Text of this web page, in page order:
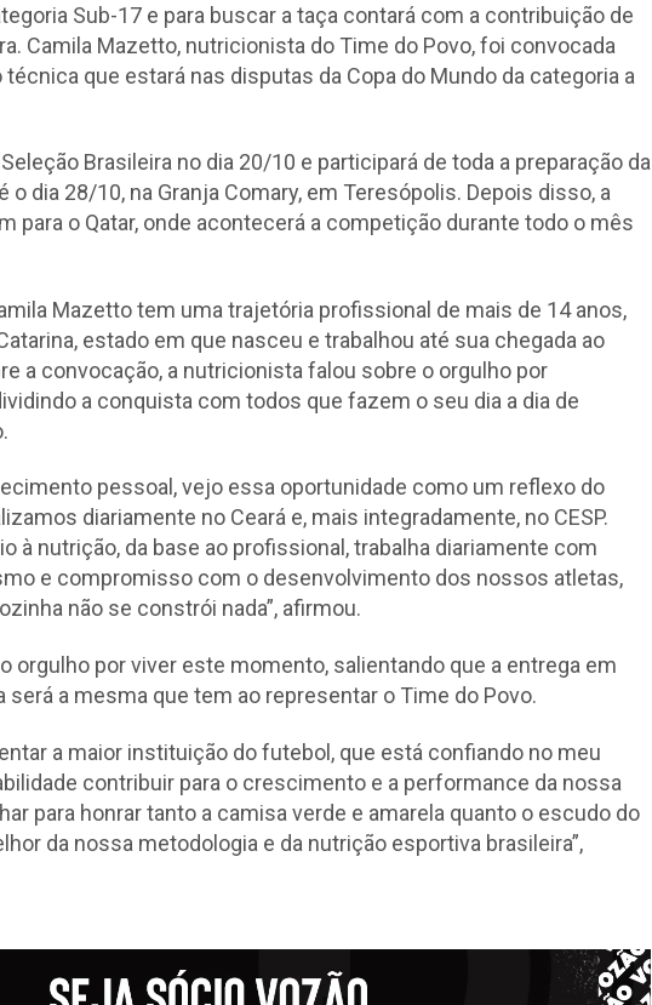
Sub-17 e para buscar a taça contará com a contribuição de
Camila Mazetto, nutricionista do Time do Povo, foi convocada
que estará nas disputas da Copa do Mundo da categoria a
Brasileira no dia 20/10 e participará de toda a preparação da
o dia 28/10, na Granja Comary, em Teresópolis. Depois disso, a
para o Qatar, onde acontecerá a competição durante todo o mês
Mazetto tem uma trajetória profissional de mais de 14 anos,
estado em que nasceu e trabalhou até sua chegada ao
a convocação, a nutricionista falou sobre o orgulho por
a conquista com todos que fazem o seu dia a dia de
pessoal, vejo essa oportunidade como um reflexo do
diariamente no Ceará e, mais integradamente, no CESP.
à nutrição, da base ao profissional, trabalha diariamente com
e compromisso com o desenvolvimento dos nossos atletas,
não se constrói nada”, afirmou.
orgulho por viver este momento, salientando que a entrega em
será a mesma que tem ao representar o Time do Povo.
a maior instituição do futebol, que está confiando no meu
contribuir para o crescimento e a performance da nossa
para honrar tanto a camisa verde e amarela quanto o escudo do
da nossa metodologia e da nutrição esportiva brasileira”,